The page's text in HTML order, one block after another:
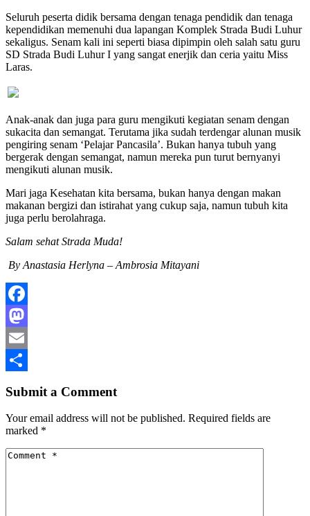
Seluruh peserta didik bersama dengan tenaga pendidik dan tenaga
kependidikan memenuhi dua lapangan Komplek Strada Budi Luhur
sekaligus. Senam kali ini seperti biasa dipimpin oleh salah satu guru
SD Strada Budi Luhur I yang sangat enerjik dan ceria yaitu Miss
Laras.
Anak-anak dan juga para guru mengikuti kegiatan senam dengan
sukacita dan semangat. Terutama jika sudah terdengar alunan musik
pengiring senam ‘Pelajar Pancasila’. Bukan hanya tubuh yang
bergerak dengan semangat, namun mereka pun turut bernyanyi
mengikuti alunan musik.
Mari jaga Kesehatan kita bersama, bukan hanya dengan makan
makanan bergizi dan istirahat yang cukup saja, namun tubuh kita
juga perlu berolahraga.
Salam sehat Strada Muda!
By Anastasia Herlyna – Ambrosia Mitayani
Facebook
Mastodon
Email
Submit a Comment
Your email address will not be published. Required fields are
marked *